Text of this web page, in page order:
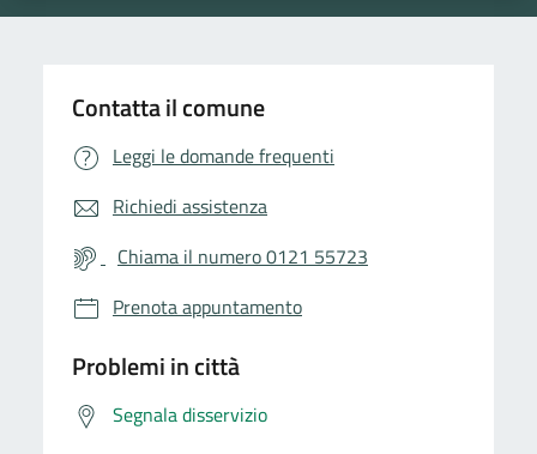
Contatta il comune
Leggi le domande frequenti
Richiedi assistenza
Chiama il numero 0121 55723
Prenota appuntamento
Problemi in città
Segnala disservizio